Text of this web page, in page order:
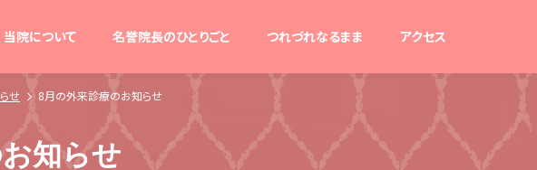
当院について 名誉院長のひとりごと つれづれなるまま アクセス
せ 8月の外来診療のお知らせ
知らせ